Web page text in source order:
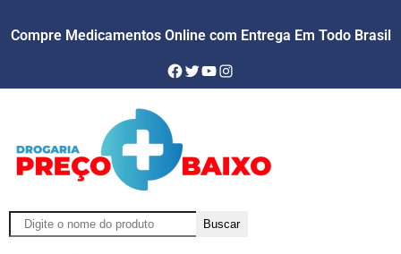
Compre Medicamentos Online com Entrega Em Todo Brasil
Facebook
Twitter
YouTube
Instagram
Pesquisar Buscar